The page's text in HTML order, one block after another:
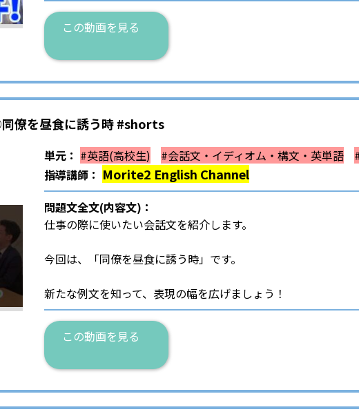
この動画を見る
僚を昼食に誘う時 #shorts
単元： #英語(高校生) #会話文・イディオム・構文・英単語
指導講師： Morite2 English Channel
問題文全文(内容文)：
仕事の際に使いたい会話文を紹介します。
今回は、「同僚を昼食に誘う時」です。
新たな例文を知って、表現の幅を広げましょう！
この動画を見る